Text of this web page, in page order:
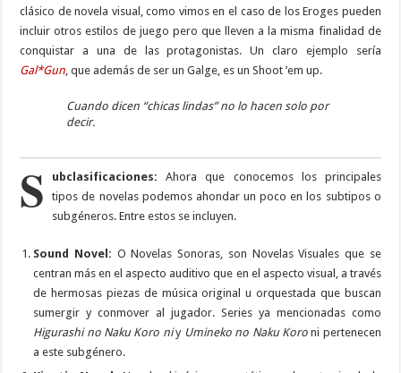
clásico de novela visual, como vimos en el caso de los Eroges pueden
incluir otros estilos de juego pero que lleven a la misma finalidad de
conquistar a una de las protagonistas. Un claro ejemplo sería
Gal*Gun, que además de ser un Galge, es un Shoot ’em up.
Cuando dicen “chicas lindas” no lo hacen solo por
decir.
S ubclasificaciones: Ahora que conocemos los principales
tipos de novelas podemos ahondar un poco en los subtipos o
subgéneros. Entre estos se incluyen.
Sound Novel: O Novelas Sonoras, son Novelas Visuales que se
centran más en el aspecto auditivo que en el aspecto visual, a través
de hermosas piezas de música original u orquestada que buscan
sumergir y conmover al jugador. Series ya mencionadas como
Higurashi no Naku Koro niy Umineko no Naku Koroni pertenecen
a este subgénero.